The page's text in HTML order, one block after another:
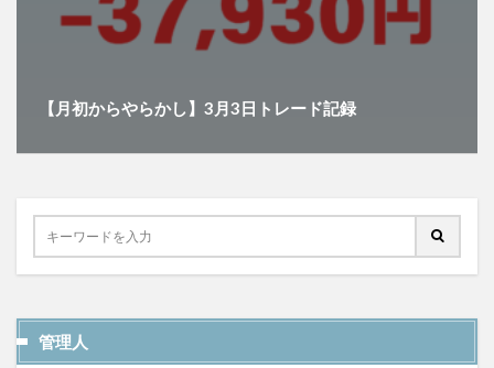
【月初からやらかし】3月3日トレード記録
管理人